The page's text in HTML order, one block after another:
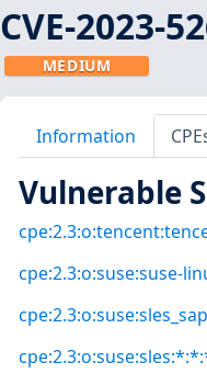
CVE-2023-
MEDIUM
Information
Vulnerable
cpe:2.3:o:suse:suse-